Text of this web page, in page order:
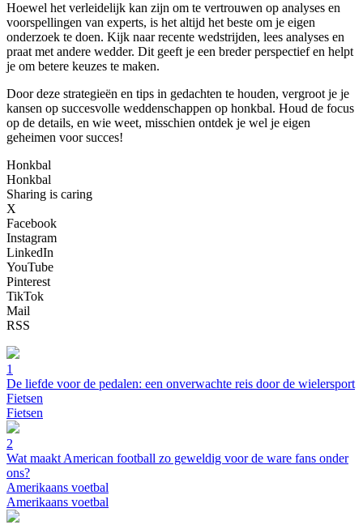
Hoewel het verleidelijk kan zijn om te vertrouwen op analyses en
voorspellingen van experts, is het altijd het beste om je eigen
onderzoek te doen. Kijk naar recente wedstrijden, lees analyses en
praat met andere wedder. Dit geeft je een breder perspectief en helpt
je om betere keuzes te maken.
Door deze strategieën en tips in gedachten te houden, vergroot je je
kansen op succesvolle weddenschappen op honkbal. Houd de focus
op de details, en wie weet, misschien ontdek je wel je eigen
geheimen voor succes!
Honkbal
Honkbal
Sharing is caring
X
Facebook
Instagram
LinkedIn
YouTube
Pinterest
TikTok
Mail
RSS
1
De liefde voor de pedalen: een onverwachte reis door de wielersport
Fietsen
Fietsen
2
Wat maakt American football zo geweldig voor de ware fans onder
ons?
Amerikaans voetbal
Amerikaans voetbal